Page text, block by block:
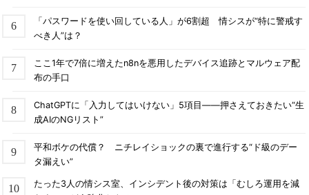
「パスワードを使い回している人」が6割超 情シスが“特に警戒す
べき人”は？
ここ1年で7倍に増えたn8nを悪用したデバイス追跡とマルウェア配
布の手口
ChatGPTに「入力してはいけない」5項目――押さえておきたい“生
成AIのNGリスト”
平和ボケの代償？ ニチレイショックの裏で進行する“ド級のデー
タ漏えい”
たった3人の情シス室、インシデント後の対策は「むしろ運用を減